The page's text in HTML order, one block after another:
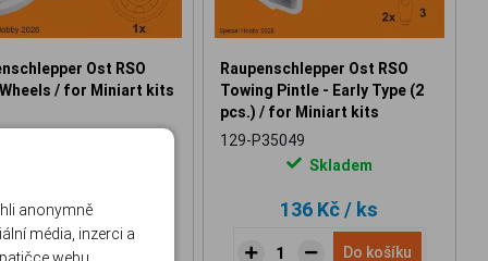
Ost RSO
/ for Miniart kits
284 Kč/ ks
Do košíku
Raupenschlepper Ost RSO
Towing Pintle - Early Type (2
pcs.) / for Miniart kits
129-P35049
Skladem
136 Kč/ ks
Do košíku
anonymně
média, inzerci a